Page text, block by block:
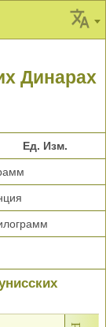
Динарах
Ед. Изм.